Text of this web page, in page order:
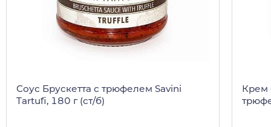
Соус Брускетта с трюфелем Savini
Tartufi, 180 г (ст/б)
Крем